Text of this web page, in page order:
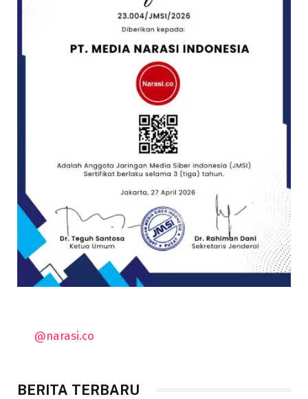
@narasi.co
BERITA TERBARU